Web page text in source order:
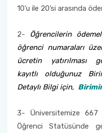
10’u ile 20’si arasında
2- Öğrencilerin
öğrenci numaraları
ücretin yatırılması
kayıtlı olduğunuz
Detaylı Bilgi için,
3- Üniversitemize 667
Öğrenci Statüsünde